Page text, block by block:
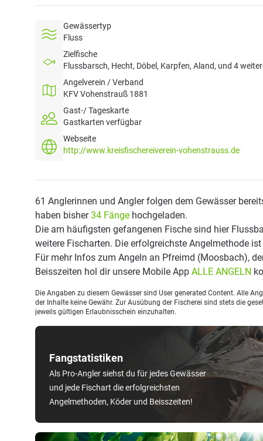
Gewässertyp
Fluss
Zielfische
Flussbarsch, Hecht, Döbel, Karpfen, Aland, und 4
Angelverein / Verband
KFV Vohenstrauß 1881
Gast-/ Tageskarte
Gastkarten verfügbar
Webseite
http://www.kreisfischereiverein-vohenstrauss.de
Fangstatistiken
Als Pro-Angler siehst du für jedes Gewässer
und jede Fischart die erfolgreichsten
Angelmethoden, Köder und Beisszeiten!
61 Anglerinnen und Angler folgen dem Gewässer
haben bisher34 Fänge hochgeladen.
Die am häufigsten gefangenen Fische sind hier
weitere Fischarten. Die erfolgreichste Angelmethode
Für mehr Infos zum Angeln an Pfreimd (Moosbach),
Beisszeiten hol dir unsere Mobile App ALLE ANGELN
Die Angaben zu diesem Gewässer sind User generated Content. Alle
der Inhalte keine Gewähr. Zur Ausübung der Fischerei sind stets die
jeweils gültigen Erlaubnisschein einzuhalten.